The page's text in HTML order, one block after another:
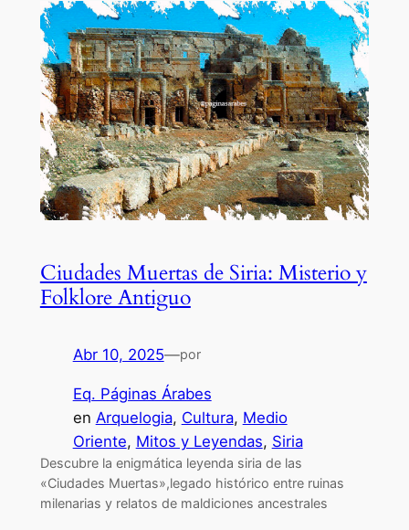
Ciudades Muertas de Siria: Misterio y
Folklore Antiguo
Abr 10, 2025—por
Eq. Páginas Árabes
en Arquelogia, Cultura, Medio
Oriente, Mitos y Leyendas, Siria
Descubre la enigmática leyenda siria de las
«Ciudades Muertas»,legado histórico entre ruinas
milenarias y relatos de maldiciones ancestrales